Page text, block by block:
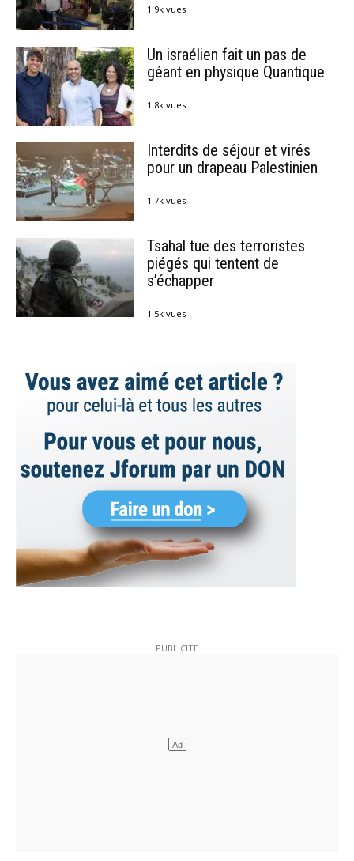
1.9k vues
Un israélien fait un pas de
géant en physique Quantique
1.8k vues
Interdits de séjour et virés
pour un drapeau Palestinien
1.7k vues
Tsahal tue des terroristes
piégés qui tentent de
s’échapper
1.5k vues